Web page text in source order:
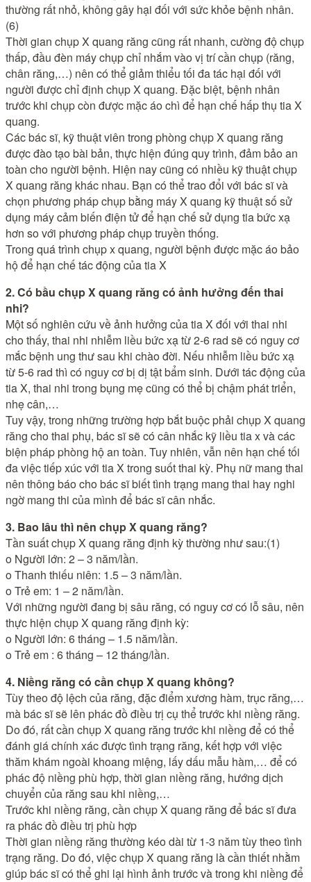
thường rất nhỏ, không gây hại đối với sức khỏe bệnh nhân.
(6)
Thời gian chụp X quang răng cũng rất nhanh, cường độ chụp
thấp, đầu đèn máy chụp chỉ nhắm vào vị trí cần chụp (răng,
chân răng,…) nên có thể giảm thiểu tối đa tác hại đối với
người được chỉ định chụp X quang. Đặc biệt, bệnh nhân
trước khi chụp còn được mặc áo chì để hạn chế hấp thụ tia X
quang.
Các bác sĩ, kỹ thuật viên trong phòng chụp X quang răng
được đào tạo bài bản, thực hiện đúng quy trình, đảm bảo an
toàn cho người bệnh. Hiện nay cũng có nhiều kỹ thuật chụp
X quang răng khác nhau. Bạn có thể trao đổi với bác sĩ và
chọn phương pháp chụp bằng máy X quang kỹ thuật số sử
dụng máy cảm biến điện tử để hạn chế sử dụng tia bức xạ
hơn so với phương pháp chụp truyền thống.
Trong quá trình chụp x quang, người bệnh được mặc áo bảo
hộ để hạn chế tác động của tia X
2. Có bầu chụp X quang răng có ảnh hưởng đến thai
nhi?
Một số nghiên cứu về ảnh hưởng của tia X đối với thai nhi
cho thấy, thai nhi nhiễm liều bức xạ từ 2-6 rad sẽ có nguy cơ
mắc bệnh ung thư sau khi chào đời. Nếu nhiễm liều bức xạ
từ 5-6 rad thì có nguy cơ bị dị tật bẩm sinh. Dưới tác động của
tia X, thai nhi trong bụng mẹ cũng có thể bị chậm phát triển,
nhẹ cân,…
Tuy vậy, trong những trường hợp bắt buộc phải chụp X quang
răng cho thai phụ, bác sĩ sẽ có cân nhắc kỹ liều tia x và các
biện pháp phòng hộ an toàn. Tuy nhiên, vẫn nên hạn chế tối
đa việc tiếp xúc với tia X trong suốt thai kỳ. Phụ nữ mang thai
nên thông báo cho bác sĩ biết tình trạng mang thai hay nghi
ngờ mang thi của mình để bác sĩ cân nhắc.
3. Bao lâu thì nên chụp X quang răng?
Tần suất chụp X quang răng định kỳ thường như sau:(1)
o Người lớn: 2 – 3 năm/lần.
o Thanh thiếu niên: 1.5 – 3 năm/lần.
o Trẻ em: 1 – 2 năm/lần.
Với những người đang bị sâu răng, có nguy cơ có lỗ sâu, nên
thực hiện chụp X quang răng định kỳ:
o Người lớn: 6 tháng – 1.5 năm/lần.
o Trẻ em : 6 tháng – 12 tháng/lần.
4. Niềng răng có cần chụp X quang không?
Tùy theo độ lệch của răng, đặc điểm xương hàm, trục răng,…
mà bác sĩ sẽ lên phác đồ điều trị cụ thể trước khi niềng răng.
Do đó, rất cần chụp X quang răng trước khi niềng để có thể
đánh giá chính xác được tình trạng răng, kết hợp với việc
thăm khám ngoài khoang miệng, lấy dấu mẫu hàm,… để có
phác độ niềng phù hợp, thời gian niềng răng, hướng dịch
chuyển của răng sau khi niềng,…
Trước khi niềng răng, cần chụp X quang răng để bác sĩ đưa
ra phác đồ điều trị phù hợp
Thời gian niềng răng thường kéo dài từ 1-3 năm tùy theo tình
trạng răng. Do đó, việc chụp X quang răng là cần thiết nhằm
giúp bác sĩ có thể ghi lại hình ảnh trước và trong khi niềng để